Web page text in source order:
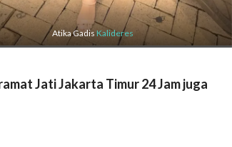
Atika Gadis Kalideres
Jati Jakarta Timur 24 Jam juga